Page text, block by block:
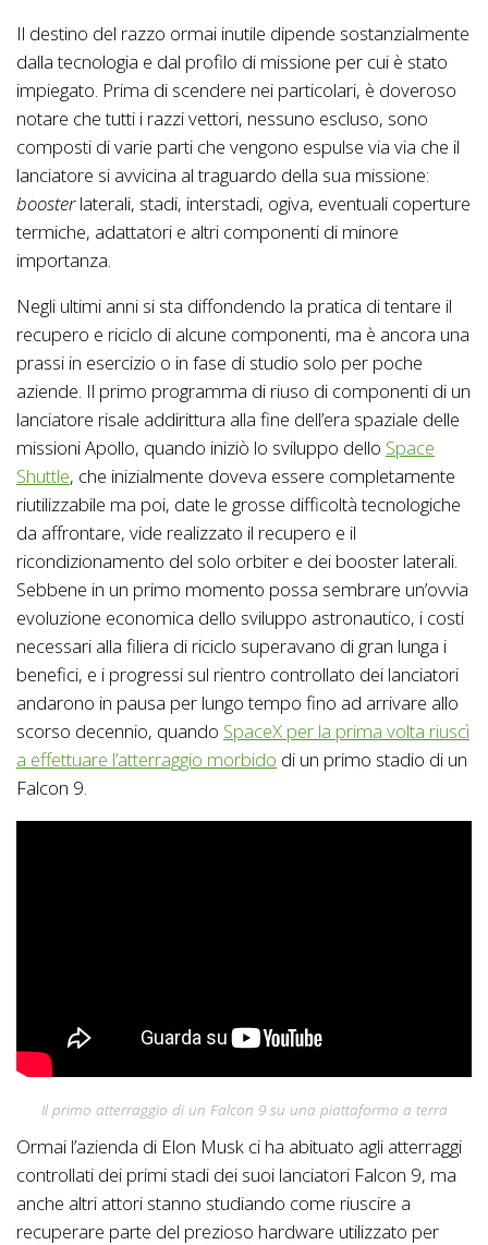
Il destino del razzo ormai inutile dipende sostanzialmente
dalla tecnologia e dal profilo di missione per cui è stato
impiegato. Prima di scendere nei particolari, è doveroso
notare che tutti i razzi vettori, nessuno escluso, sono
composti di varie parti che vengono espulse via via che il
lanciatore si avvicina al traguardo della sua missione:
boosterlaterali, stadi, interstadi, ogiva, eventuali coperture
termiche, adattatori e altri componenti di minore
importanza.
Negli ultimi anni si sta diffondendo la pratica di tentare il
recupero e riciclo di alcune componenti, ma è ancora una
prassi in esercizio o in fase di studio solo per poche
aziende. Il primo programma di riuso di componenti di un
lanciatore risale addirittura alla fine dell’era spaziale delle
missioni Apollo, quando iniziò lo sviluppo dello Space
Shuttle, che inizialmente doveva essere completamente
riutilizzabile ma poi, date le grosse difficoltà tecnologiche
da affrontare, vide realizzato il recupero e il
ricondizionamento del solo orbiter e dei booster laterali.
Sebbene in un primo momento possa sembrare un’ovvia
evoluzione economica dello sviluppo astronautico, i costi
necessari alla filiera di riciclo superavano di gran lunga i
benefici, e i progressi sul rientro controllato dei lanciatori
andarono in pausa per lungo tempo fino ad arrivare allo
scorso decennio, quando SpaceX per la prima volta riuscì
a effettuare l’atterraggio morbido di un primo stadio di un
Falcon 9.
Il primo atterraggio di un Falcon 9 su una piattaforma a terra
Ormai l’azienda di Elon Musk ci ha abituato agli atterraggi
controllati dei primi stadi dei suoi lanciatori Falcon 9, ma
anche altri attori stanno studiando come riuscire a
recuperare parte del prezioso hardware utilizzato per